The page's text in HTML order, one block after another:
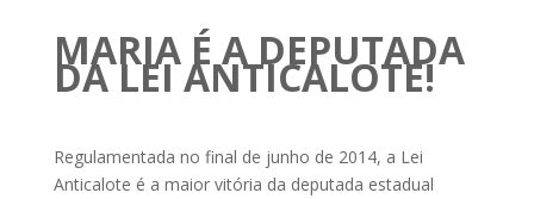
MARIA É A DEPUTADA
DA LEI ANTICALOTE!
Regulamentada no final de junho de 2014, a Lei
Anticalote é a maior vitória da deputada estadual